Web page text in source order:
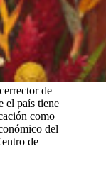
de
el país tiene
como
del
de